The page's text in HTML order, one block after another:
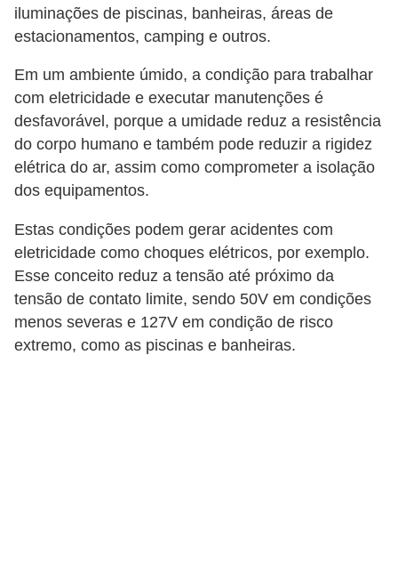
iluminações de piscinas, banheiras, áreas de
estacionamentos, camping e outros.
Em um ambiente úmido, a condição para trabalhar
com eletricidade e executar manutenções é
desfavorável, porque a umidade reduz a resistência
do corpo humano e também pode reduzir a rigidez
elétrica do ar, assim como comprometer a isolação
dos equipamentos.
Estas condições podem gerar acidentes com
eletricidade como choques elétricos, por exemplo.
Esse conceito reduz a tensão até próximo da
tensão de contato limite, sendo 50V em condições
menos severas e 127V em condição de risco
extremo, como as piscinas e banheiras.
t
r
c
i
d
a
d
e
F
e
r
r